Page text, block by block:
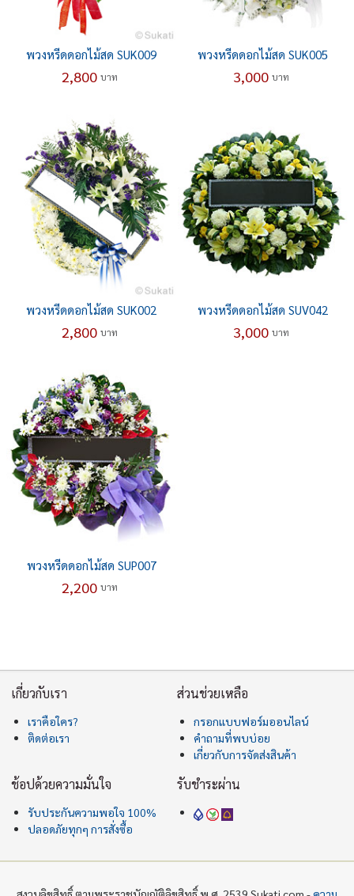
พวงหรีดดอกไม้สด SUK009
2,800 บาท
พวงหรีดดอกไม้สด SUK005
3,000 บาท
พวงหรีดดอกไม้สด SUK002
2,800 บาท
พวงหรีดดอกไม้สด SUV042
3,000 บาท
พวงหรีดดอกไม้สด SUP007
2,200 บาท
เกี่ยวกับเรา
เราคือใคร?
ติดต่อเรา
ส่วนช่วยเหลือ
กรอกแบบฟอร์มออนไลน์
คำถามที่พบบ่อย
เกี่ยวกับการจัดส่งสินค้า
ช้อปด้วยความมั่นใจ
รับประกันความพอใจ 100%
ปลอดภัยทุกๆ การสั่งซื้อ
รับชำระผ่าน